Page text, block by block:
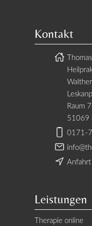
Kontakt
Raum 7
51069
0171-
Anfahrt
Leistungen
Therapie online